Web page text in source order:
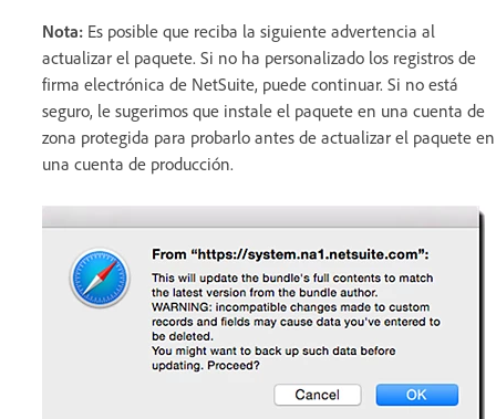
Nota: Es posible que reciba la siguiente advertencia al
actualizar el paquete. Si no ha personalizado los registros de
firma electrónica de NetSuite, puede continuar. Si no está
seguro, le sugerimos que instale el paquete en una cuenta de
zona protegida para probarlo antes de actualizar el paquete en
una cuenta de producción.